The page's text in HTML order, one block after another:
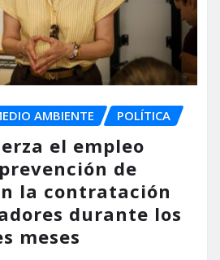
AMBIENTE POLÍTICA
el empleo
de
la contratación
durante los
meses